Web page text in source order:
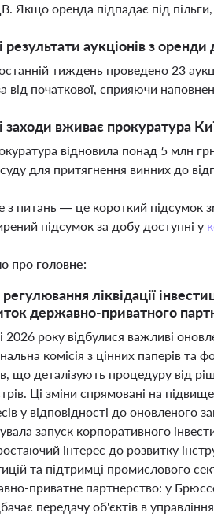
Якщо оренда підпадає під
результати аукціонів з
тиждень проведено 23
від початкової, сприяючи
заходи вживає прокуратура
відновила понад 5 млн
для притягнення винних до
з питань — це короткий підсумок
підсумок за добу доступні у
про головне:
ліквідації
державно-приватного
2026 року відбулися важливі
комісія з цінних паперів та
що деталізують процедуру від
Ці зміни спрямовані на
у відповідності до оновленого
запуск корпоративного
інтерес до розвитку
та підтримці промислового
приватне партнерство: у
передачу об'єктів в